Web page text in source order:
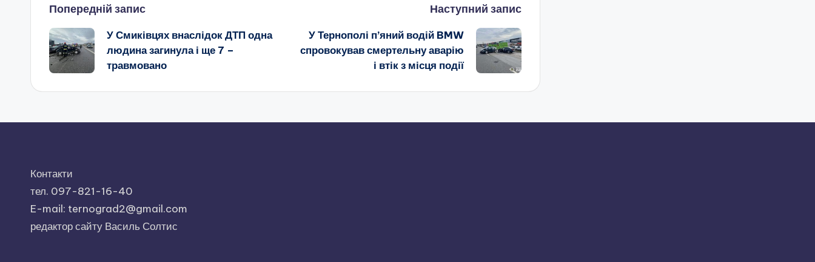
Навігація
по
запису
Попередній запис
У Смиківцях внаслідок ДТП одна
людина загинула і ще 7 –
травмовано
Наступний запис
У Тернополі п’яний водій BMW
спровокував смертельну аварію
і втік з місця події
Контакти
тел. 097-821-16-40
E-mail: ternograd2@gmail.com
редактор сайту Василь Солтис